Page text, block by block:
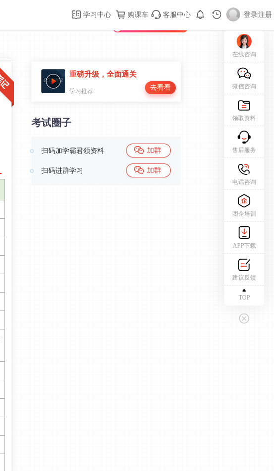
购课车 登录/注册
学习中心 购课车 客服中心 登录|注册
重磅升级，全面通关
学习推荐 去看看
考试圈子
扫码加学霸君领资料
扫码进群学习
在线咨询
微信咨询
领取资料
售后服务
电话咨询
团企培训
APP下载
建议反馈
TOP